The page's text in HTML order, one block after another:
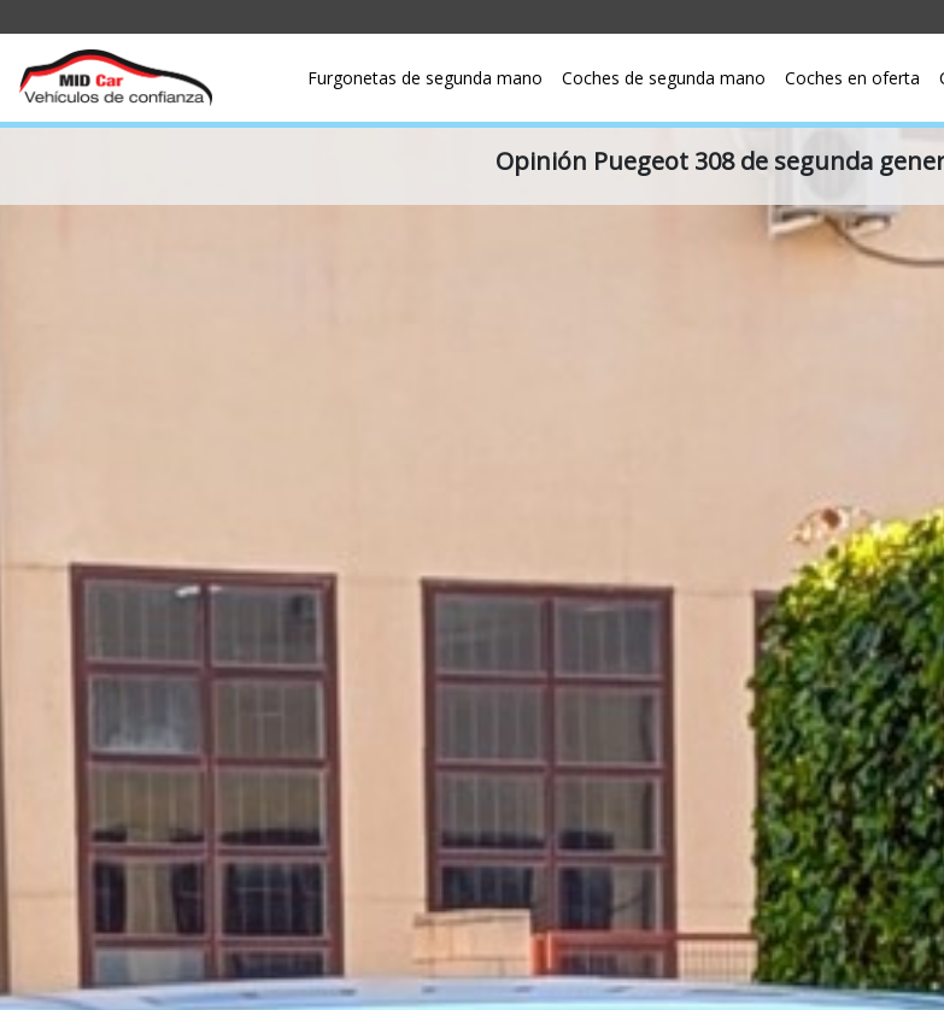
Furgonetas de segunda mano Coches de segunda mano Coches en oferta
Opinión Puegeot 308 de segunda